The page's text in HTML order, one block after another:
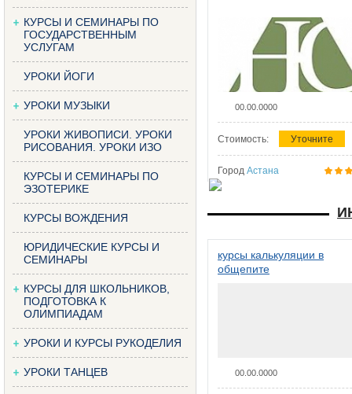
КУРСЫ И СЕМИНАРЫ ПО
ГОСУДАРСТВЕННЫМ
УСЛУГАМ
УРОКИ ЙОГИ
УРОКИ МУЗЫКИ
УРОКИ ЖИВОПИСИ. УРОКИ
РИСОВАНИЯ. УРОКИ ИЗО
КУРСЫ И СЕМИНАРЫ ПО
ЭЗОТЕРИКЕ
КУРСЫ ВОЖДЕНИЯ
ЮРИДИЧЕСКИЕ КУРСЫ И
СЕМИНАРЫ
КУРСЫ ДЛЯ ШКОЛЬНИКОВ,
ПОДГОТОВКА К
ОЛИМПИАДАМ
УРОКИ И КУРСЫ РУКОДЕЛИЯ
УРОКИ ТАНЦЕВ
00.00.0000
Стоимость: Уточните
Город Астана
курсы калькуляции в
общепите
00.00.0000